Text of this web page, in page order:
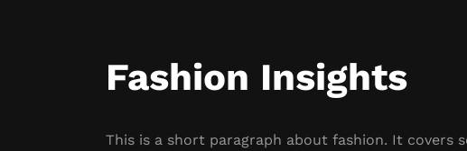
Fashion Insights
This is a short paragraph about fashion. It covers